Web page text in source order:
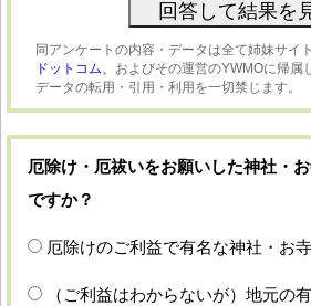
同アンケートの内容・データは全て姉妹サイ
ドットコム、 およびその運営のYWMOに帰属
データの転用・引用・利用を一切禁じます。
厄除け・厄祓いをお願いした神社・
ですか？
厄除けのご利益で有名な神社・お
（ご利益はわからないが）地元の